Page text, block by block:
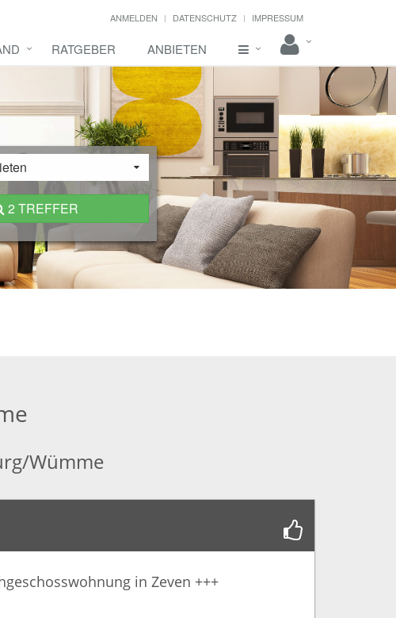
ANMELDEN DATENSCHUTZ IMPRESSUM
RATGEBER ANBIETEN
2 TREFFER
Wümme
in Zeven +++